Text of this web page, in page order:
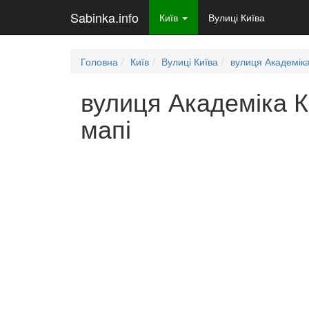
Sabinka.info Київ Вулиці Київа
Головна Київ Вулиці Київа вулиця
вулиця Академіка
мапі